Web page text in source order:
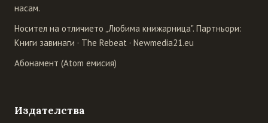
насам.
Носител на отличието „Любима книжарница". Партньори:
Книги завинаги · The Rebeat · Newmedia21.eu
Абонамент (Atom емисия)
Издателства